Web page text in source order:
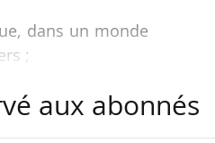
dans un monde
;
de loi rebaptisé
aux abonnés